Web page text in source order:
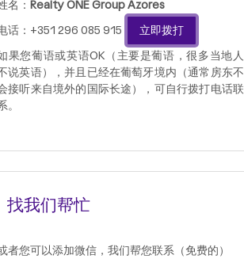
名： Realty ONE Group Azores
话：+351 296 085 915
立即拨打
果您葡语或英语OK（主要是葡语，很多当地人
说英语），并且已经在葡萄牙境内（通常房东不
接听来自境外的国际长途），可自行拨打电话联
。
找我们帮忙
者您可以添加微信，我们帮您联系（免费的）